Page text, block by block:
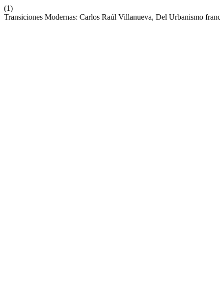
(1)
Transiciones Modernas: Carlos Raúl Villanueva, Del Urbanismo